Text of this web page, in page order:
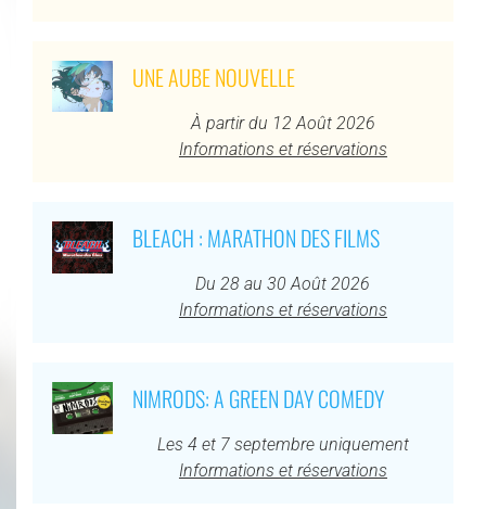
UNE AUBE NOUVELLE
À partir du 12 Août 2026
Informations et réservations
BLEACH : MARATHON DES FILMS
Du 28 au 30 Août 2026
Informations et réservations
NIMRODS: A GREEN DAY COMEDY
Les 4 et 7 septembre uniquement
Informations et réservations